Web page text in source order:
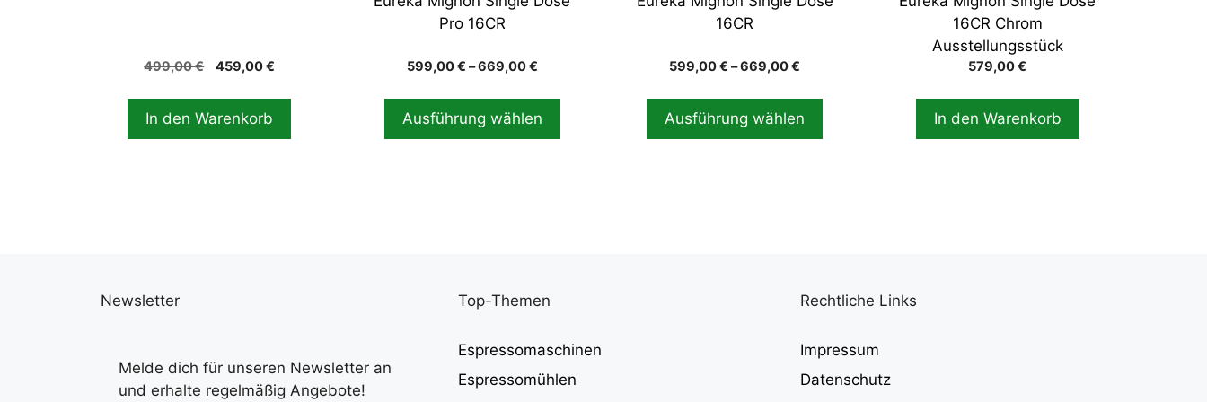
499,00€
Ursprünglicher
war:
499,00 €
459,00€
ist:
In den Warenkorb
Pro 16CR
599,00€ –669,00€Preisspanne:
bis
669,00 €
Ausführung wählen
Produktseite
werden
16CR
599,00€ –669,00€
bis
669,00 €
Ausführung wählen
Produktseite
werden
16CR Chrom
Ausstellungsstück
579,00€
In den Warenkorb
Newsletter
Melde dich für unseren Newsletter an
und erhalte regelmäßig Angebote!
Top-Themen
Espressomaschinen
Espressomühlen
Rechtliche Links
Impressum
Datenschutz